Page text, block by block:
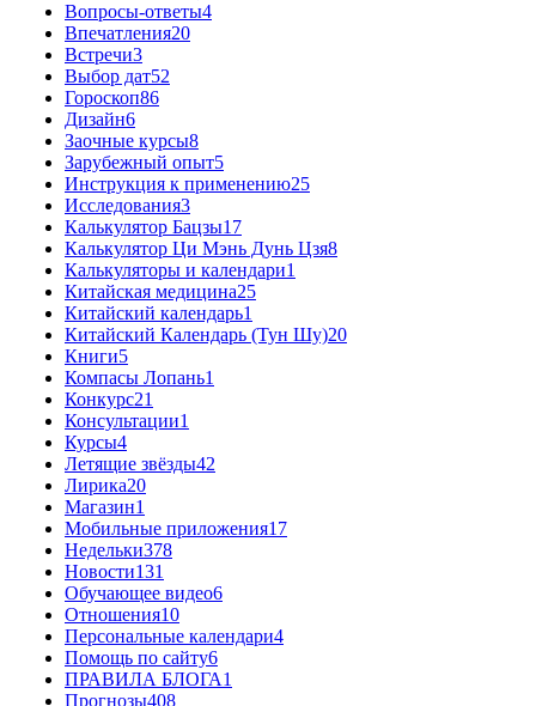
Вопросы-ответы4
Впечатления20
Встречи3
Выбор дат52
Гороскоп86
Дизайн6
Заочные курсы8
Зарубежный опыт5
Инструкция к применению25
Исследования3
Калькулятор Бацзы17
Калькулятор Ци Мэнь Дунь Цзя8
Калькуляторы и календари1
Китайская медицина25
Китайский календарь1
Китайский Календарь (Тун Шу)20
Книги5
Компасы Лопань1
Конкурс21
Консультации1
Курсы4
Летящие звёзды42
Лирика20
Магазин1
Мобильные приложения17
Недельки378
Новости131
Обучающее видео6
Отношения10
Персональные календари4
Помощь по сайту6
ПРАВИЛА БЛОГА1
Прогнозы408